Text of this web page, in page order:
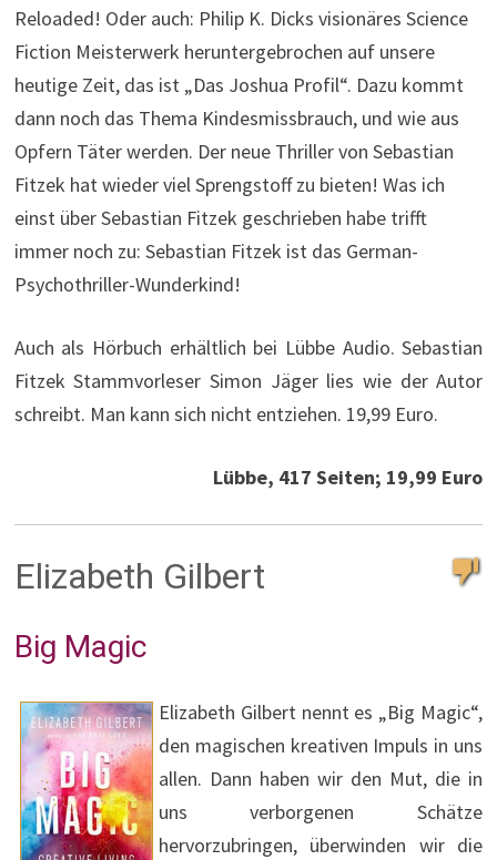
Reloaded! Oder auch: Philip K. Dicks visionäres Science
Fiction Meisterwerk heruntergebrochen auf unsere
heutige Zeit, das ist „Das Joshua Profil“. Dazu kommt
dann noch das Thema Kindesmissbrauch, und wie aus
Opfern Täter werden. Der neue Thriller von Sebastian
Fitzek hat wieder viel Sprengstoff zu bieten! Was ich
einst über Sebastian Fitzek geschrieben habe trifft
immer noch zu: Sebastian Fitzek ist das German-
Psychothriller-Wunderkind!
Auch als Hörbuch erhältlich bei Lübbe Audio. Sebastian
Fitzek Stammvorleser Simon Jäger lies wie der Autor
schreibt. Man kann sich nicht entziehen. 19,99 Euro.
Lübbe, 417 Seiten; 19,99 Euro
Elizabeth Gilbert
Big Magic
Elizabeth Gilbert nennt es „Big Magic“,
den magischen kreativen Impuls in uns
allen. Dann haben wir den Mut, die in
uns verborgenen Schätze
hervorzubringen, überwinden wir die